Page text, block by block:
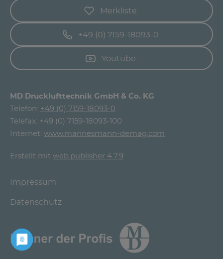
Merkliste
+49 (0) 7159-18093-0
Youtube
MD Drucklufttechnik GmbH & Co. KG
Telefon: +49 (0) 7159-18093-0
Telefax: +49 (0) 7159-18093-100
Internet: www.mannesmann-demag.com
Erstellt mit web.publisher 4.7.9
Impressum
Datenschutz